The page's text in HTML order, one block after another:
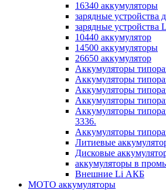
16340 аккумуляторы
зарядные устройства
зарядные устройства
10440 аккумулятор
14500 аккумуляторы
26650 аккумулятор
Аккумуляторы
Аккумуляторы
Аккумуляторы
Аккумуляторы
Аккумуляторы
3336.
Аккумуляторы
Литиевые
Дисковые
аккумуляторы в
Внешние Li АКБ
МОТО аккумуляторы